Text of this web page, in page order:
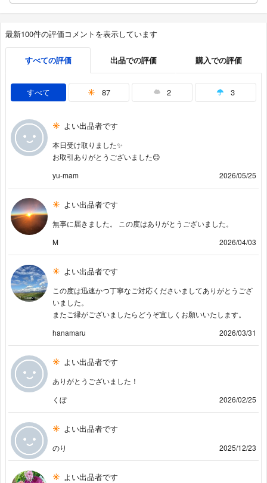
最新100件の評価コメントを表示しています
すべての評価 出品での評価 購入での評価
すべて 87 2 3
よい出品者です
本日受け取りました✨
お取引ありがとうございました😊
yu-mam
2026/05/25
よい出品者です
無事に届きました。 この度はありがとうございました。
M
2026/04/03
よい出品者です
この度は迅速かつ丁寧なご対応くださいましてありがとうござ
いました。
またご縁がございましたらどうぞ宜しくお願いいたします。
hanamaru
2026/03/31
よい出品者です
ありがとうございました！
くぼ
2026/02/25
よい出品者です
のり 2025/12/23
よい出品者です